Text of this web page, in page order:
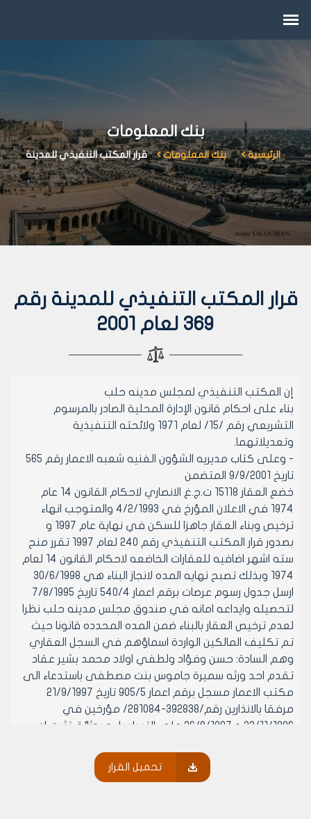
بنك المعلومات
الرئيسية بنك المعلومات قرار المكتب التنفيذي للمدينة
قرار المكتب التنفيذي للمدينة رقم
369 لعام 2001
إن المكتب التنفيذي لمجلس مدينه حلب
بناء على احكام قانون الإدارة المحلية الصادر بالمرسوم
التشريعي رقم /15/ لعام 1971 ولائحته التنفيذية
وتعديلاتهما.
- وعلى كتاب مديريه الشؤون الفنيه شعبه الاعمار رقم 565
تاريخ 9/9/2001 المتضمن
خضع العقار 15118 ت.ج.غ الانصاري لاحكام القانون 14 عام
1974 في الاعلان المؤرخ في 4/2/1993 والمتوجب انهاء
ترخيص وبناء العقار جاهزا للسكن في نهاية عام 1997 و
بصدور قرار المكتب التنفيذي رقم 240 لعام 1997 تقرر منح
سته اشهر اضافيه للعقارات الخاضعه لاحكام القانون 14 لعام
1974 وبذلك تصبح نهايه المده لانجاز البناء هي 30/6/1998
ارسل جدول رسوم عرصات برقم اعمار 540/4 تاريخ 7/8/1995
لتحصيله وايداعه امانه في صندوق مجلس مدينه حلب نظرا
لعدم ترخيص العقار بالبناء ضمن المده المحدده قانونا حيث
تم تكليف المالكين الواردة اسماؤهم في السجل العقاري
وهم السادة: حسن وفؤاد ولطفي اولاد محمد بشير عقاد
تقدم احد ورثه سميرة جاموس بنت مصطفى باستدعاء الى
مكتب الاعمار مسجل برقم اعمار 905/5 تاريخ 21/9/1997
مرفقا بالانذارين رقم/392838-281084/ مؤرخين في
22/11/1996 و 26/8/1997 على التسلسل و بوثائق تثبت ان
تحميل القرار